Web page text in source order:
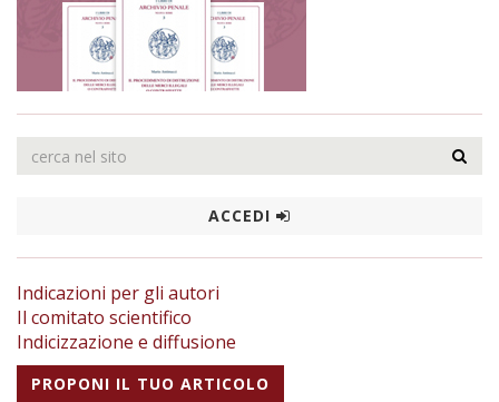
ACCEDI
Indicazioni per gli autori
Il comitato scientifico
Indicizzazione e diffusione
PROPONI IL TUO ARTICOLO